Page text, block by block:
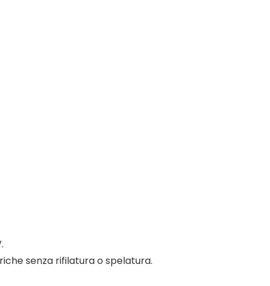
senza rifilatura o spelatura.